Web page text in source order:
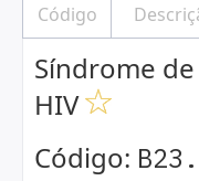
Síndrome
HIV
Código: